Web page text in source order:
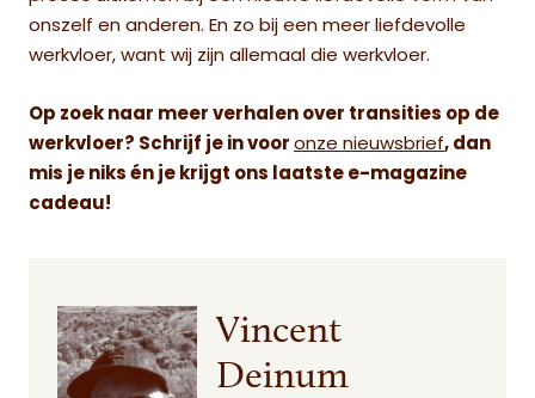
onszelf en anderen. En zo bij een meer liefdevolle
werkvloer, want wij zijn allemaal die werkvloer.
Op zoek naar meer verhalen over transities op de
werkvloer? Schrijf je in voor onze nieuwsbrief, dan
mis je niks én je krijgt ons laatste e-magazine
cadeau!
Vincent
Deinum